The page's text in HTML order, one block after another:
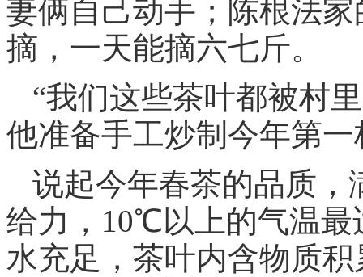
妻俩自己动手；陈根法
摘，一天能摘六七斤。
“我们这些茶叶都被村
他准备手工炒制今年第一
说起今年春茶的品质，
给力，10℃以上的气温最
水充足，茶叶内含物质